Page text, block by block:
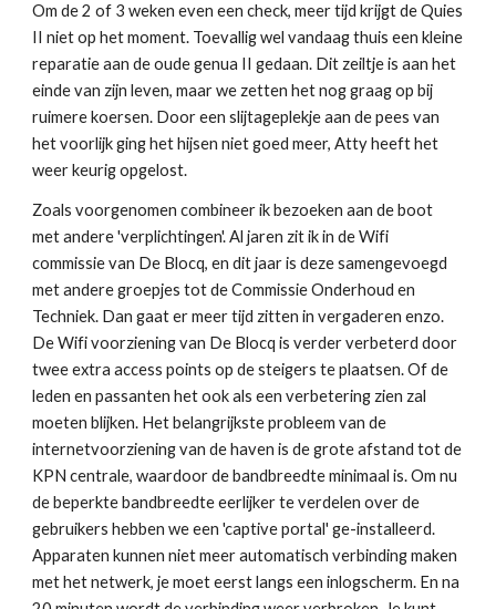
Om de 2 of 3 weken even een check, meer tijd krijgt de Quies
II niet op het moment. Toevallig wel vandaag thuis een kleine
reparatie aan de oude genua II gedaan. Dit zeiltje is aan het
einde van zijn leven, maar we zetten het nog graag op bij
ruimere koersen. Door een slijtageplekje aan de pees van
het voorlijk ging het hijsen niet goed meer, Atty heeft het
weer keurig opgelost.
Zoals voorgenomen combineer ik bezoeken aan de boot
met andere 'verplichtingen'. Al jaren zit ik in de Wifi
commissie van De Blocq, en dit jaar is deze samengevoegd
met andere groepjes tot de Commissie Onderhoud en
Techniek. Dan gaat er meer tijd zitten in vergaderen enzo.
De Wifi voorziening van De Blocq is verder verbeterd door
twee extra access points op de steigers te plaatsen. Of de
leden en passanten het ook als een verbetering zien zal
moeten blijken. Het belangrijkste probleem van de
internetvoorziening van de haven is de grote afstand tot de
KPN centrale, waardoor de bandbreedte minimaal is. Om nu
de beperkte bandbreedte eerlijker te verdelen over de
gebruikers hebben we een 'captive portal' ge-installeerd.
Apparaten kunnen niet meer automatisch verbinding maken
met het netwerk, je moet eerst langs een inlogscherm. En na